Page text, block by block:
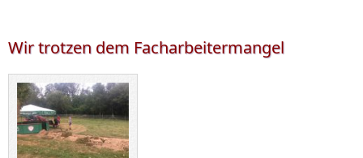
Wir trotzen dem Facharbeitermangel